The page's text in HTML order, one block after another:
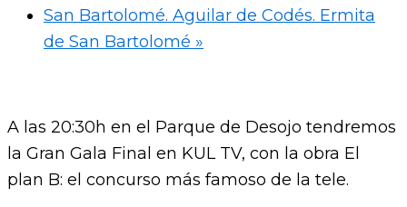
San Bartolomé. Aguilar de Codés. Ermita
de San Bartolomé »
A las 20:30h en el Parque de Desojo tendremos
la Gran Gala Final en KUL TV, con la obra El
plan B: el concurso más famoso de la tele.